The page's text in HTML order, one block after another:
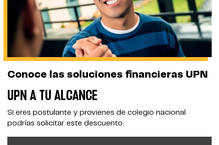
Conoce las soluciones financieras UPN
UPN A TU ALCANCE
Si eres postulante y provienes de colegio nacional
podrías solicitar este descuento.